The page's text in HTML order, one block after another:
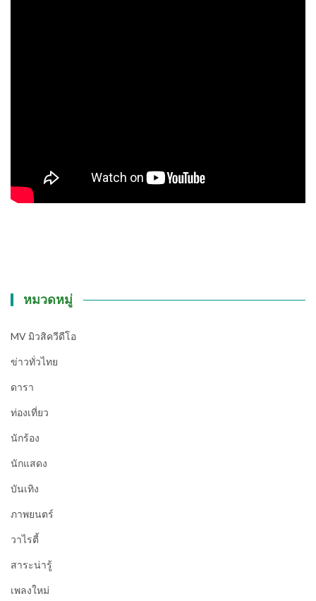
หมวดหมู่
MV มิวสิควีดีโอ
ข่าวทั่วไทย
ดารา
ท่องเที่ยว
นักร้อง
นักแสดง
บันเทิง
ภาพยนตร์
วาไรตี้
สาระน่ารู้
เพลงใหม่